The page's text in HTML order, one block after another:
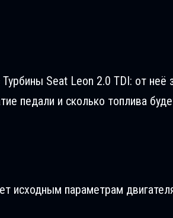
Seat Leon 2.0 TDI: от неё
педали и сколько топлива
исходным параметрам